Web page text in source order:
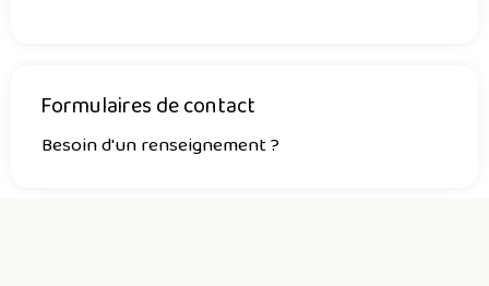
Formulaires de contact
Besoin d'un renseignement ?